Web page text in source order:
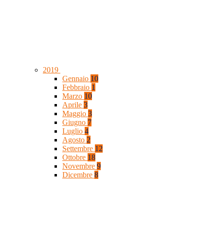
2019
Gennaio 10
Febbraio 1
Marzo 10
Aprile 3
Maggio 3
Giugno 7
Luglio 4
Agosto 2
Settembre 12
Ottobre 18
Novembre 9
Dicembre 8